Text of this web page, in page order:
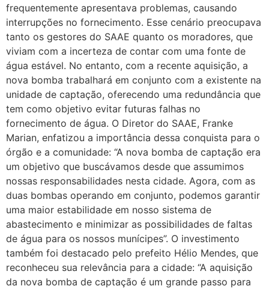
frequentemente apresentava problemas, causando
interrupções no fornecimento. Esse cenário preocupava
tanto os gestores do SAAE quanto os moradores, que
viviam com a incerteza de contar com uma fonte de
água estável. No entanto, com a recente aquisição, a
nova bomba trabalhará em conjunto com a existente na
unidade de captação, oferecendo uma redundância que
tem como objetivo evitar futuras falhas no
fornecimento de água. O Diretor do SAAE, Franke
Marian, enfatizou a importância dessa conquista para o
órgão e a comunidade: “A nova bomba de captação era
um objetivo que buscávamos desde que assumimos
nossas responsabilidades nesta cidade. Agora, com as
duas bombas operando em conjunto, podemos garantir
uma maior estabilidade em nosso sistema de
abastecimento e minimizar as possibilidades de faltas
de água para os nossos munícipes”. O investimento
também foi destacado pelo prefeito Hélio Mendes, que
reconheceu sua relevância para a cidade: “A aquisição
da nova bomba de captação é um grande passo para